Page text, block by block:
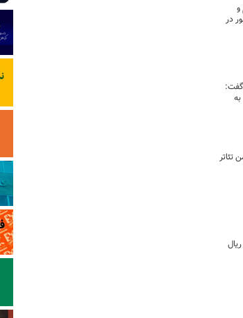
و
در
گفت:
تئاتر
اردبیل از اختصاص ۲۰میلیارد ریال